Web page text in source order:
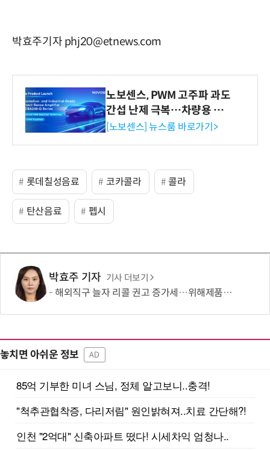
박효주기자 phj20@etnews.com
노보센스, PWM 고주파 과도
간섭 난제 극복…차량용 전
류 감지 증폭기
[노보센스] 뉴스룸 바로가기>
롯데칠성음료 코카콜라 콜라
탄산음료 펩시
박효주 기자 기사 더보기
해외직구 늘자 리콜 권고 증가세…위해제품 차단 1만2902건
놓치면 아쉬운 정보 AD